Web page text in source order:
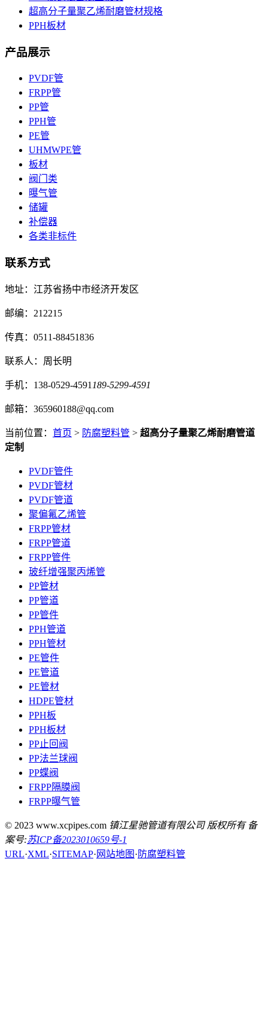
超高分子量聚乙烯耐磨管材规格
PPH板材
产品展示
PVDF管
FRPP管
PP管
PPH管
PE管
UHMWPE管
板材
阀门类
曝气管
储罐
补偿器
各类非标件
联系方式
地址：江苏省扬中市经济开发区
邮编：212215
传真：0511-88451836
联系人：周长明
手机：138-0529-4591 189-5299-4591
邮箱：365960188@qq.com
当前位置： 首页 > 防腐塑料管 > 超高分子量聚乙烯耐磨管道
定制
PVDF管件
PVDF管材
PVDF管道
聚偏氟乙烯管
FRPP管材
FRPP管道
FRPP管件
玻纤增强聚丙烯管
PP管材
PP管道
PP管件
PPH管道
PPH管材
PE管件
PE管道
PE管材
HDPE管材
PPH板
PPH板材
PP止回阀
PP法兰球阀
PP蝶阀
FRPP隔膜阀
FRPP曝气管
© 2023 www.xcpipes.com 镇江星驰管道有限公司 版权所有 备
案号:苏ICP备2023010659号-1
URL·XML·SITEMAP· 网站地图 · 防腐塑料管